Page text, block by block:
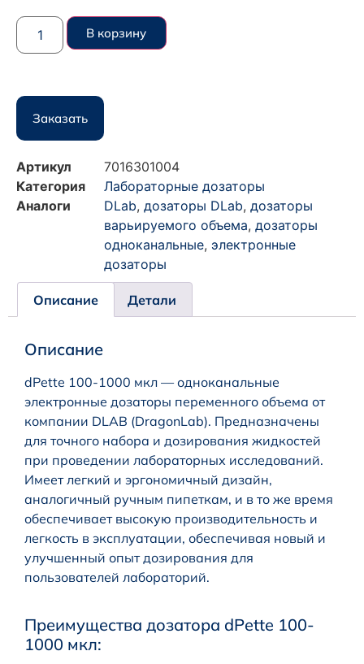
В корзину
Заказать
Артикул
7016301004
Категория
Лабораторные дозаторы
Аналоги
DLab, дозаторы DLab, дозаторы
варьируемого объема, дозаторы
одноканальные, электронные
дозаторы
Описание Детали
Описание
dPette 100-1000 мкл — одноканальные
электронные дозаторы переменного объема от
компании DLAB (DragonLab). Предназначены
для точного набора и дозирования жидкостей
при проведении лабораторных исследований.
Имеет легкий и эргономичный дизайн,
аналогичный ручным пипеткам, и в то же время
обеспечивает высокую производительность и
легкость в эксплуатации, обеспечивая новый и
улучшенный опыт дозирования для
пользователей лабораторий.
Преимущества дозатора dPette 100-
1000 мкл: